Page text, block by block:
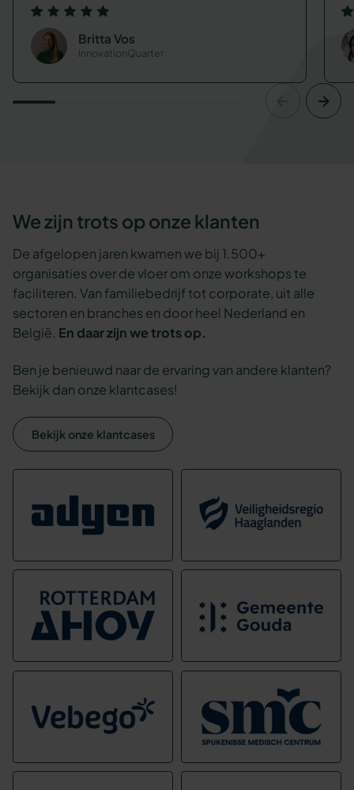
Britta Vos
InnovationQuarter
We zijn trots op onze klanten
De afgelopen jaren kwamen we bij 1.500+
organisaties over de vloer om onze workshops te
faciliteren. Van familiebedrijf tot corporate, uit alle
sectoren en branches en door heel Nederland en
België. En daar zijn we trots op.
Ben je benieuwd naar de ervaring van andere klanten?
Bekijk dan onze klantcases!
Bekijk onze klantcases